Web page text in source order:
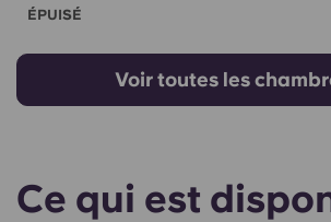
ÉPUISÉ
Voir toutes les
Ce qui est